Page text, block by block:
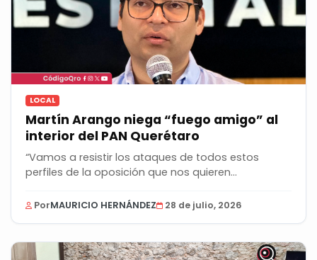
LOCAL
Martín Arango niega “fuego amigo” al
interior del PAN Querétaro
“Vamos a resistir los ataques de todos estos
perfiles de la oposición que nos quieren...
PorMAURICIO HERNÁNDEZ 28 de julio, 2026